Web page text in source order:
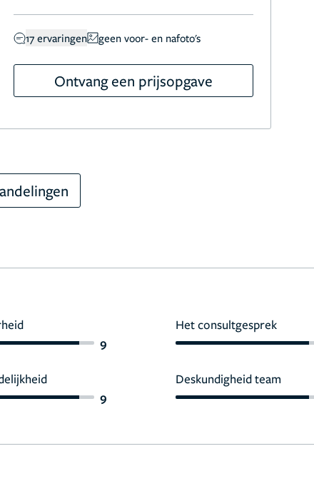
17 ervaringen geen voor- en nafoto's
Ontvang een prijsopgave
9
9
Het consultgesprek
Deskundigheid team